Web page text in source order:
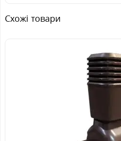
Схожі товари